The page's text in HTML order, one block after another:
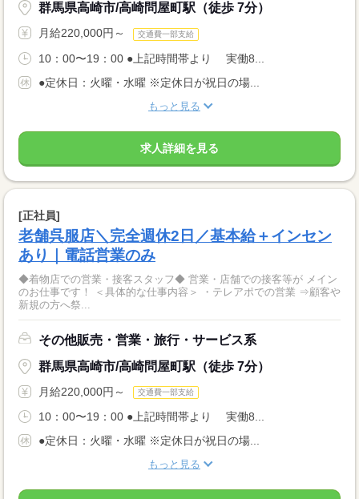
群馬県高崎市/高崎問屋町駅（徒歩 7分）
月給220,000円～ 交通費一部支給
10：00〜19：00 ●上記時間帯より 実働8...
●定休日：火曜・水曜 ※定休日が祝日の場...
もっと見る
求人詳細を見る
[正社員]
老舗呉服店＼完全週休2日／基本給＋インセン
あり｜電話営業のみ
◆着物店での営業・接客スタッフ◆ 営業・店舗での接客等が メイン
のお仕事です！ ＜具体的な仕事内容＞ ・テレアポでの営業 ⇒顧客や
新規の方へ祭...
その他販売・営業・旅行・サービス系
群馬県高崎市/高崎問屋町駅（徒歩 7分）
月給220,000円～ 交通費一部支給
10：00〜19：00 ●上記時間帯より 実働8...
●定休日：火曜・水曜 ※定休日が祝日の場...
もっと見る